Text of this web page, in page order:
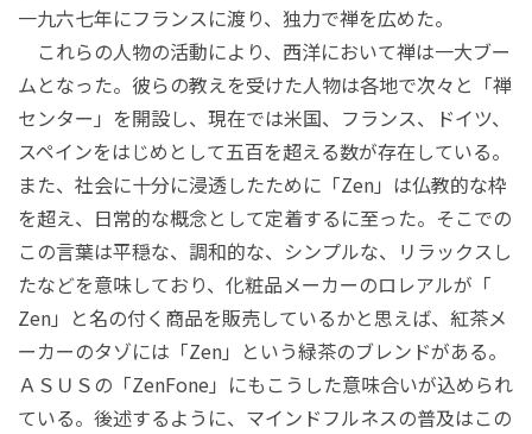
一九六七年にフランスに渡り、独力で禅を広めた。
これらの人物の活動により、西洋において禅は一大ブー
ムとなった。彼らの教えを受けた人物は各地で次々と「禅
センター」を開設し、現在では米国、フランス、ドイツ、
スペインをはじめとして五百を超える数が存在している。
また、社会に十分に浸透したために「Zen」は仏教的な枠
を超え、日常的な概念として定着するに至った。そこでの
この言葉は平穏な、調和的な、シンプルな、リラックスし
たなどを意味しており、化粧品メーカーのロレアルが「
Zen」と名の付く商品を販売しているかと思えば、紅茶メ
ーカーのタゾには「Zen」という緑茶のブレンドがある。
ＡＳＵＳの「ZenFone」にもこうした意味合いが込められ
ている。後述するように、マインドフルネスの普及はこの